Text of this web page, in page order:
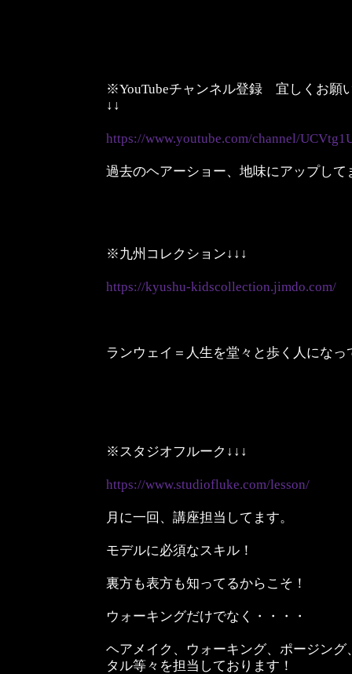
※YouTubeチャンネル登録 宜しくお願
↓↓
https://www.youtube.com/channel/
過去のヘアーショー、地味にアップして
※九州コレクション↓↓↓
https://kyushu-kidscollection.jimdo.com/
ランウェイ＝人生を堂々と歩く人になっ
※スタジオフルーク↓↓↓
https://www.studiofluke.com/lesson/
月に一回、講座担当してます。
モデルに必須なスキル！
裏方も表方も知ってるからこそ！
ウォーキングだけでなく・・・・
ヘアメイク、ウォーキング、ポージン
タル等々を担当しております！